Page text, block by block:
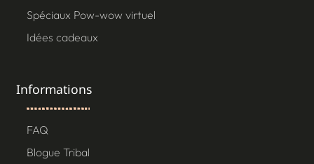
Spéciaux Pow-wow virtuel
Idées cadeaux
Informations
FAQ
Blogue Tribal